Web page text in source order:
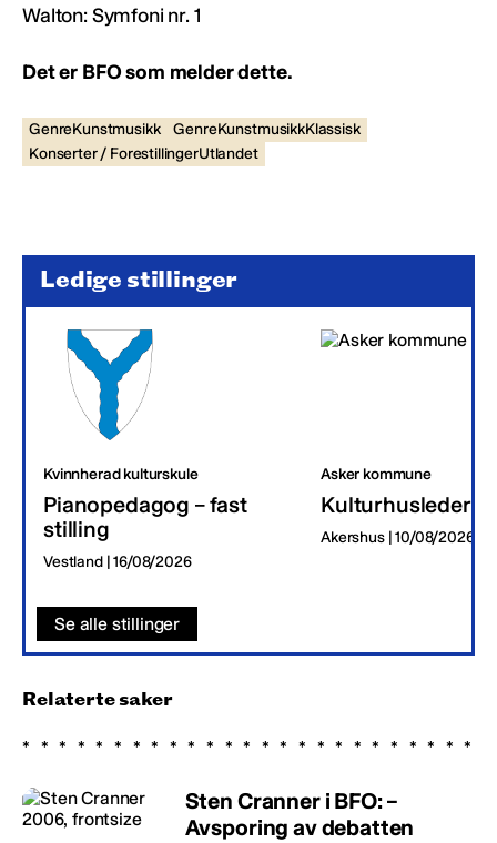
Walton: Symfoni nr. 1
Det er BFO som melder dette.
GenreKunstmusikk
GenreKunstmusikkKlassisk
Konserter / ForestillingerUtlandet
Ledige stillinger
Kvinnherad kulturskule
Pianopedagog – fast
stilling
Vestland | 16/08/2026
Asker kommune
Kulturhusleder
Akershus | 10/08/2026
Se alle stillinger
Relaterte saker
Sten Cranner i BFO: –
Avsporing av debatten